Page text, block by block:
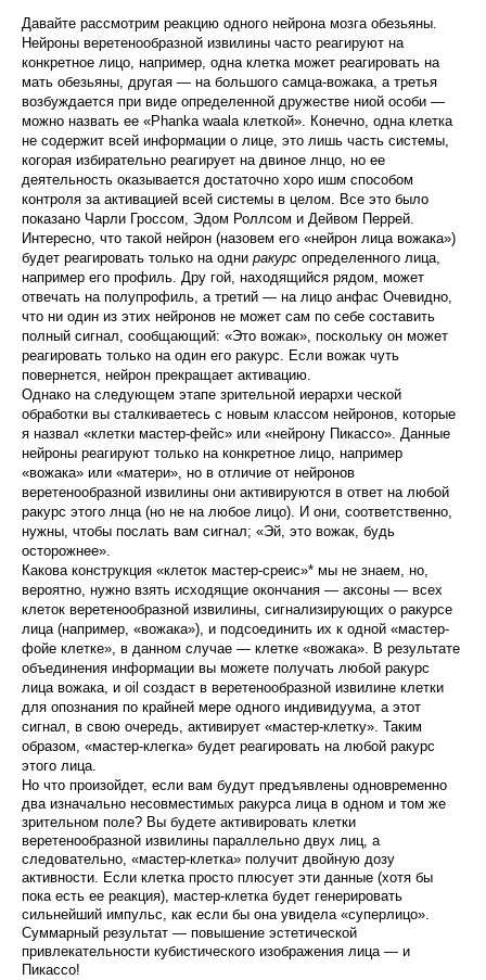
Давайте рассмотрим реакцию одного нейрона моз­га обезьяны.
Нейроны веретенообразной извилины часто реагируют на
конкретное лицо, например, одна клетка может реагировать на
мать обезьяны, другая — на большого самца-вожака, а третья
возбуждается при виде определенной дружестве ниой особи —
можно назвать ее «Phanka waala клеткой». Конечно, одна клетка
не содержит всей информации о лице, это лишь часть системы,
когорая избирательно реагирует на двиное лнцо, но ее
деятельность оказывается достаточно хоро ишм способом
контроля за активацией всей системы в целом. Все это было
показано Чарли Гроссом, Эдом Роллсом и Дейвом Перрей.
Интересно, что такой нейрон (назовем его «нейрон лица вожака»)
будет реагировать только на одни ра­курс определенного лица,
например его профиль. Дру гой, находящийся рядом, может
отвечать на полупро­филь, а третий — на лицо анфас Очевидно,
что ни один из этих нейронов не может сам по себе составить
полный сигнал, сообщающий: «Это вожак», поскольку он может
реагировать только на один его ракурс. Если вожак чуть
повернется, нейрон прекращает активацию.
Однако на следующем этапе зрительной иерархи ческой
обработки вы сталкиваетесь с новым классом нейронов, которые
я назвал «клетки мастер-фейс» или «нейрону Пикассо». Данные
нейроны реагируют только на конкретное лицо, например
«вожака» или «мате­ри», но в отличие от нейронов
веретенообразной извилины они активируются в ответ на любой
ракурс этого лнца (но не на любое лицо). И они, соответственно,
нужны, чтобы послать вам сигнал; «Эй, это вожак, будь
осторожнее».
Какова конструкция «клеток мастер-среис»* мы не знаем, но,
вероятно, нужно взять исходящие оконча­ния — аксоны — всех
клеток веретенообразной изви­лины, сигнализирующих о ракурсе
лица (например, «вожака»), и подсоединить их к одной «мастер-
фойе клетке», в данном случае — клетке «вожака». В резуль­тате
объединения информации вы можете получать лю­бой ракурс
лица вожака, и oil создаст в веретенообраз­ной извилине клетки
для опознания по крайней мере одного индивидуума, а этот
сигнал, в свою очередь, активирует «мастер-клетку». Таким
образом, «мастер-клегка» будет реагировать на любой ракурс
этого лица.
Но что произойдет, если вам будут предъявлены одновременно
два изначально несовместимых ракурса лица в одном и том же
зрительном поле? Вы будете активировать клетки
веретенообразной извилины па­раллельно двух лиц, а
следовательно, «мастер-клетка» получит двойную дозу
активности. Если клетка просто плюсует эти данные (хотя бы
пока есть ее реакция), мастер-клетка будет генерировать
сильнейший импульс, как если бы она увидела «суперлицо».
Суммарный результат — повышение эстетической
привлекательно­сти кубистического изображения лица — и
Пикассо!